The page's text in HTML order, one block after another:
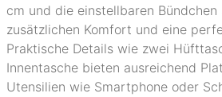
cm und die einstellbaren
zusätzlichen Komfort und eine
Praktische Details wie zwei
Innentasche bieten ausreichend
Utensilien wie Smartphone oder